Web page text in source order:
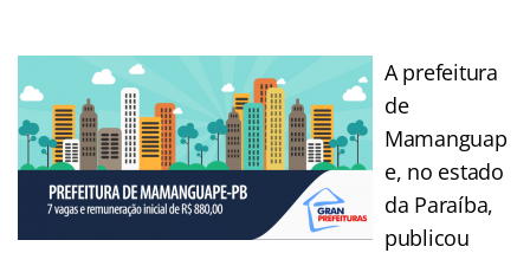
A prefeitura
de
Mamanguap
e, no estado
da Paraíba,
publicou